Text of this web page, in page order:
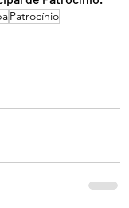
Patrocínio